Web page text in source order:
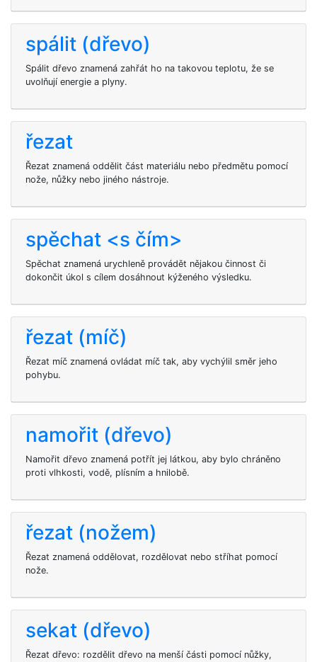
spálit (dřevo)
Spálit dřevo znamená zahřát ho na takovou teplotu, že se
uvolňují energie a plyny.
řezat
Řezat znamená oddělit část materiálu nebo předmětu pomocí
nože, nůžky nebo jiného nástroje.
spěchat <s čím>
Spěchat znamená urychleně provádět nějakou činnost či
dokončit úkol s cílem dosáhnout kýženého výsledku.
řezat (míč)
Řezat míč znamená ovládat míč tak, aby vychýlil směr jeho
pohybu.
namořit (dřevo)
Namořit dřevo znamená potřít jej látkou, aby bylo chráněno
proti vlhkosti, vodě, plísním a hnilobě.
řezat (nožem)
Řezat znamená oddělovat, rozdělovat nebo stříhat pomocí
nože.
sekat (dřevo)
Řezat dřevo: rozdělit dřevo na menší části pomocí nůžky,